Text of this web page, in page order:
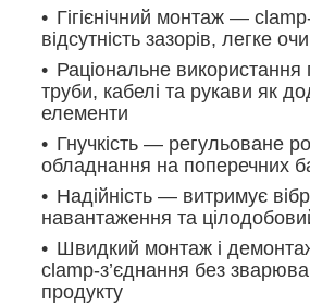
Гігієнічний монтаж —
відсутність зазорів, легке
Раціональне
труби, кабелі та рукави як
елементи
Гнучкість — регульоване
обладнання на поперечних
Надійність — витримує
навантаження та
Швидкий монтаж і
clamp-з’єднання без
продукту